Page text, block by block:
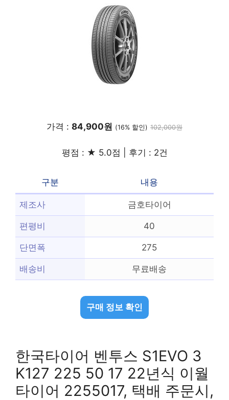
가격 : 84,900원 (16% 할인) 102,000원
평점 : ★ 5.0점 | 후기 : 2건
구분 내용
제조사 금호타이어
편평비 40
단면폭 275
배송비 무료배송
구매 정보 확인
한국타이어 벤투스 S1EVO 3
K127 225 50 17 22년식 이월
타이어 2255017, 택배 주문시,